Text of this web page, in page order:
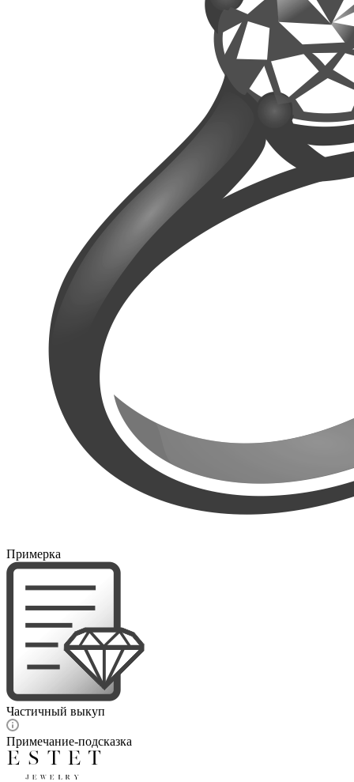
Примерка
Частичный выкуп
Примечание-подсказка